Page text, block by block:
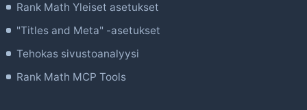
Rank Math Yleiset asetukset
"Titles and Meta" -asetukset
Tehokas sivustoanalyysi
Rank Math MCP Tools